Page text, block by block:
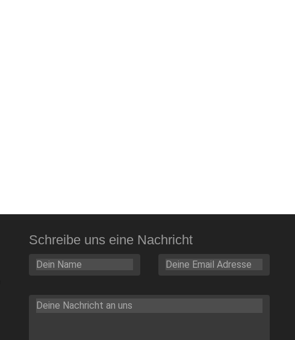
Schreibe uns eine Nachricht